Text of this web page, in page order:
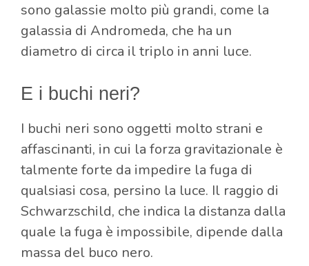
sono galassie molto più grandi, come la
galassia di Andromeda, che ha un
diametro di circa il triplo in anni luce.
E i buchi neri?
I buchi neri sono oggetti molto strani e
affascinanti, in cui la forza gravitazionale è
talmente forte da impedire la fuga di
qualsiasi cosa, persino la luce. Il raggio di
Schwarzschild, che indica la distanza dalla
quale la fuga è impossibile, dipende dalla
massa del buco nero.